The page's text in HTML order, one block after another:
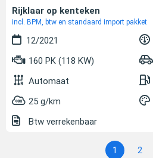
Rijklaar op kenteken
incl. BPM, btw en standaard import pakket
12/2021
160 PK (118 KW)
Automaat
25 g/km
Btw verrekenbaar
1 2